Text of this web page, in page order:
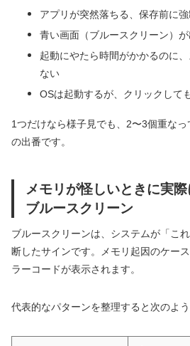
アプリが突然落ちる、保存前に
青い画面（ブルースクリーン）
起動にやたら時間がかかるのに
ない
OSは起動するが、クリックして
1つだけなら様子見でも、2〜3個重な
の出番です。
メモリが怪しいときに実
ブルースクリーン
ブルースクリーンは、システムが「こ
断したサインです。メモリ起因のケー
ラーコードが表示されます。
代表的なパターンを整理すると次のよう